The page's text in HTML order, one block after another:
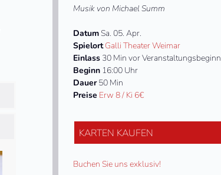
Musik von Michael Summ
DatumSa. 05. Apr.
Spielort Galli Theater Weimar
Einlass 30 Min vor Veranstaltungsbeginn
Beginn 16:00 Uhr
Dauer50 Min
Preise Erw 8 / Ki 6€
KARTEN KAUFEN
Buchen Sie uns exklusiv!